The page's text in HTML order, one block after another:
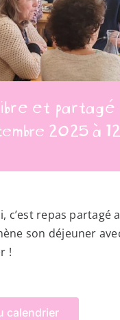
et partagé
2025 à
c’est repas partagé
son déjeuner
!
calendrier